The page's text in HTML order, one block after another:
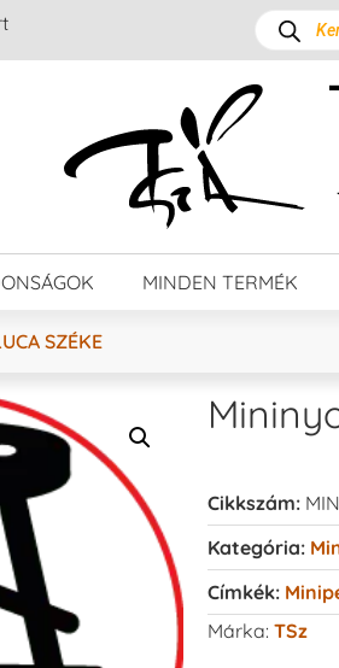
MINDEN TERMÉK
SZÉKE
Cikkszám:
Kategória:
Címkék:
Márka: TSz